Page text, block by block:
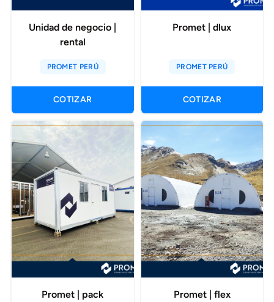
Unidad de negocio |
rental
PROMET PERÚ
COTIZAR
Promet | dlux
PROMET PERÚ
COTIZAR
Promet | pack Promet | flex